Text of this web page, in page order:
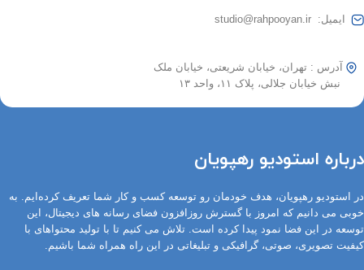
ایمیل: studio@rahpooyan.ir
آدرس : تهران، خیابان شریعتی، خیابان ملک
نبش خیابان جلالی، پلاک ۱۱، واحد ۱۳
درباره استودیو رهپویان
در استودیو رهپویان، هدف خودمان رو توسعه کسب و کار شما تعریف کرده‌ایم. به
خوبی می دانیم که امروز با گسترش روزافزون فضای رسانه های دیجیتال، این
توسعه در این فضا نمود پیدا کرده است. تلاش می کنیم تا با تولید محتواهای با
کیفیت تصویری، صوتی، گرافیکی و تبلیغاتی در این راه همراه شما باشیم.